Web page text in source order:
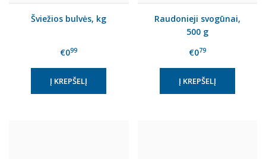
Šviežios bulvės, kg
€099
Raudonieji svogūnai,
500 g
€079